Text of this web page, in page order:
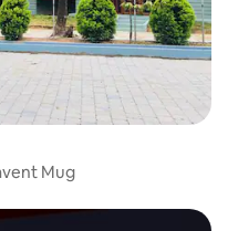
Mug